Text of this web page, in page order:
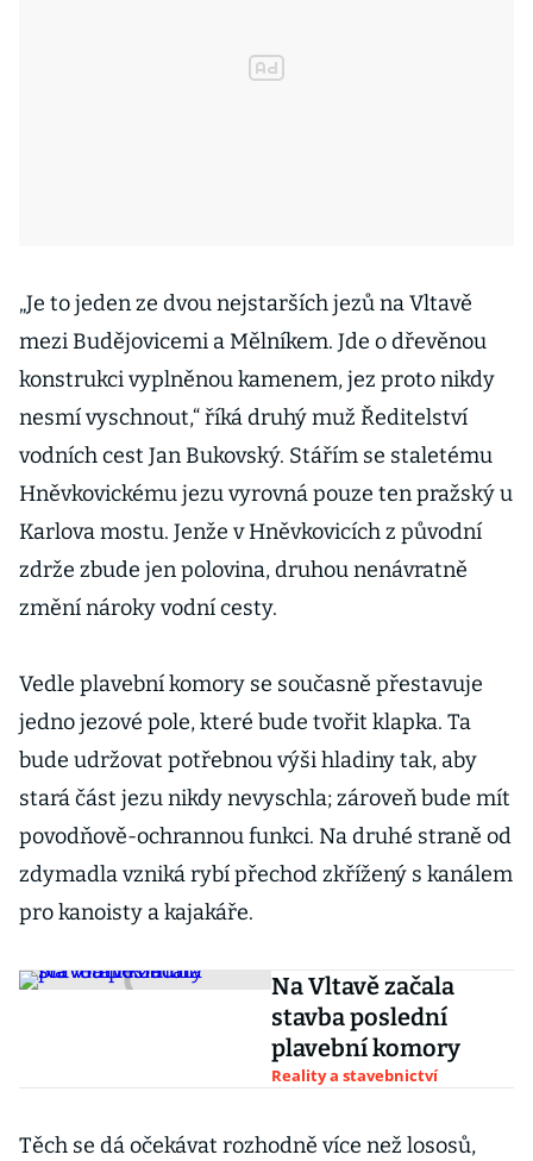
„Je to jeden ze dvou nejstarších jezů na Vltavě
mezi Budějovicemi a Mělníkem. Jde o dřevěnou
konstrukci vyplněnou kamenem, jez proto nikdy
nesmí vyschnout,“ říká druhý muž Ředitelství
vodních cest Jan Bukovský. Stářím se staletému
Hněvkovickému jezu vyrovná pouze ten pražský u
Karlova mostu. Jenže v Hněvkovicích z původní
zdrže zbude jen polovina, druhou nenávratně
změní nároky vodní cesty.
Vedle plavební komory se současně přestavuje
jedno jezové pole, které bude tvořit klapka. Ta
bude udržovat potřebnou výši hladiny tak, aby
stará část jezu nikdy nevyschla; zároveň bude mít
povodňově-ochrannou funkci. Na druhé straně od
zdymadla vzniká rybí přechod zkřížený s kanálem
pro kanoisty a kajakáře.
Na Vltavě začala
stavba poslední
plavební komory
Reality a stavebnictví
Těch se dá očekávat rozhodně více než lososů,